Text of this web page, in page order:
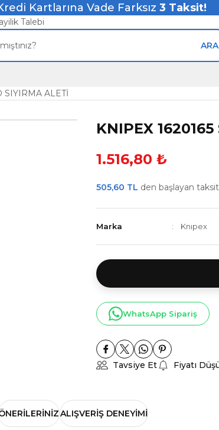
Kartlarına Vade Farksız 3 Taksit!
Talebi
ARA
SIYIRMA ALETİ
KNIPEX
1.516,80 ₺
505,60 TL den başlayan
Marka Knıpex
WhatsApp Sipariş
Tavsiye Et Fiyatı
ALIŞVERIŞ DENEYIMI